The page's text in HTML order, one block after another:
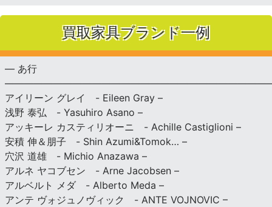
買取家具ブランド一例
— あ行
アイリーン グレイ - Eileen Gray –
浅野 泰弘 - Yasuhiro Asano –
アッキーレ カスティリオーニ - Achille Castiglioni –
安積 伸＆朋子 - Shin Azumi&Tomok… –
穴沢 道雄 - Michio Anazawa –
アルネ ヤコブセン - Arne Jacobsen –
アルベルト メダ - Alberto Meda –
アンテ ヴォジュノヴィック - ANTE VOJNOVIC –